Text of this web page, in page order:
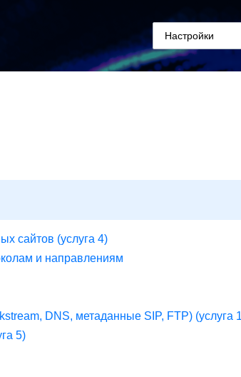
Настройки
сайтов (услуга 4)
и направлениям
DNS, метаданные SIP, FTP) (услуга
5)